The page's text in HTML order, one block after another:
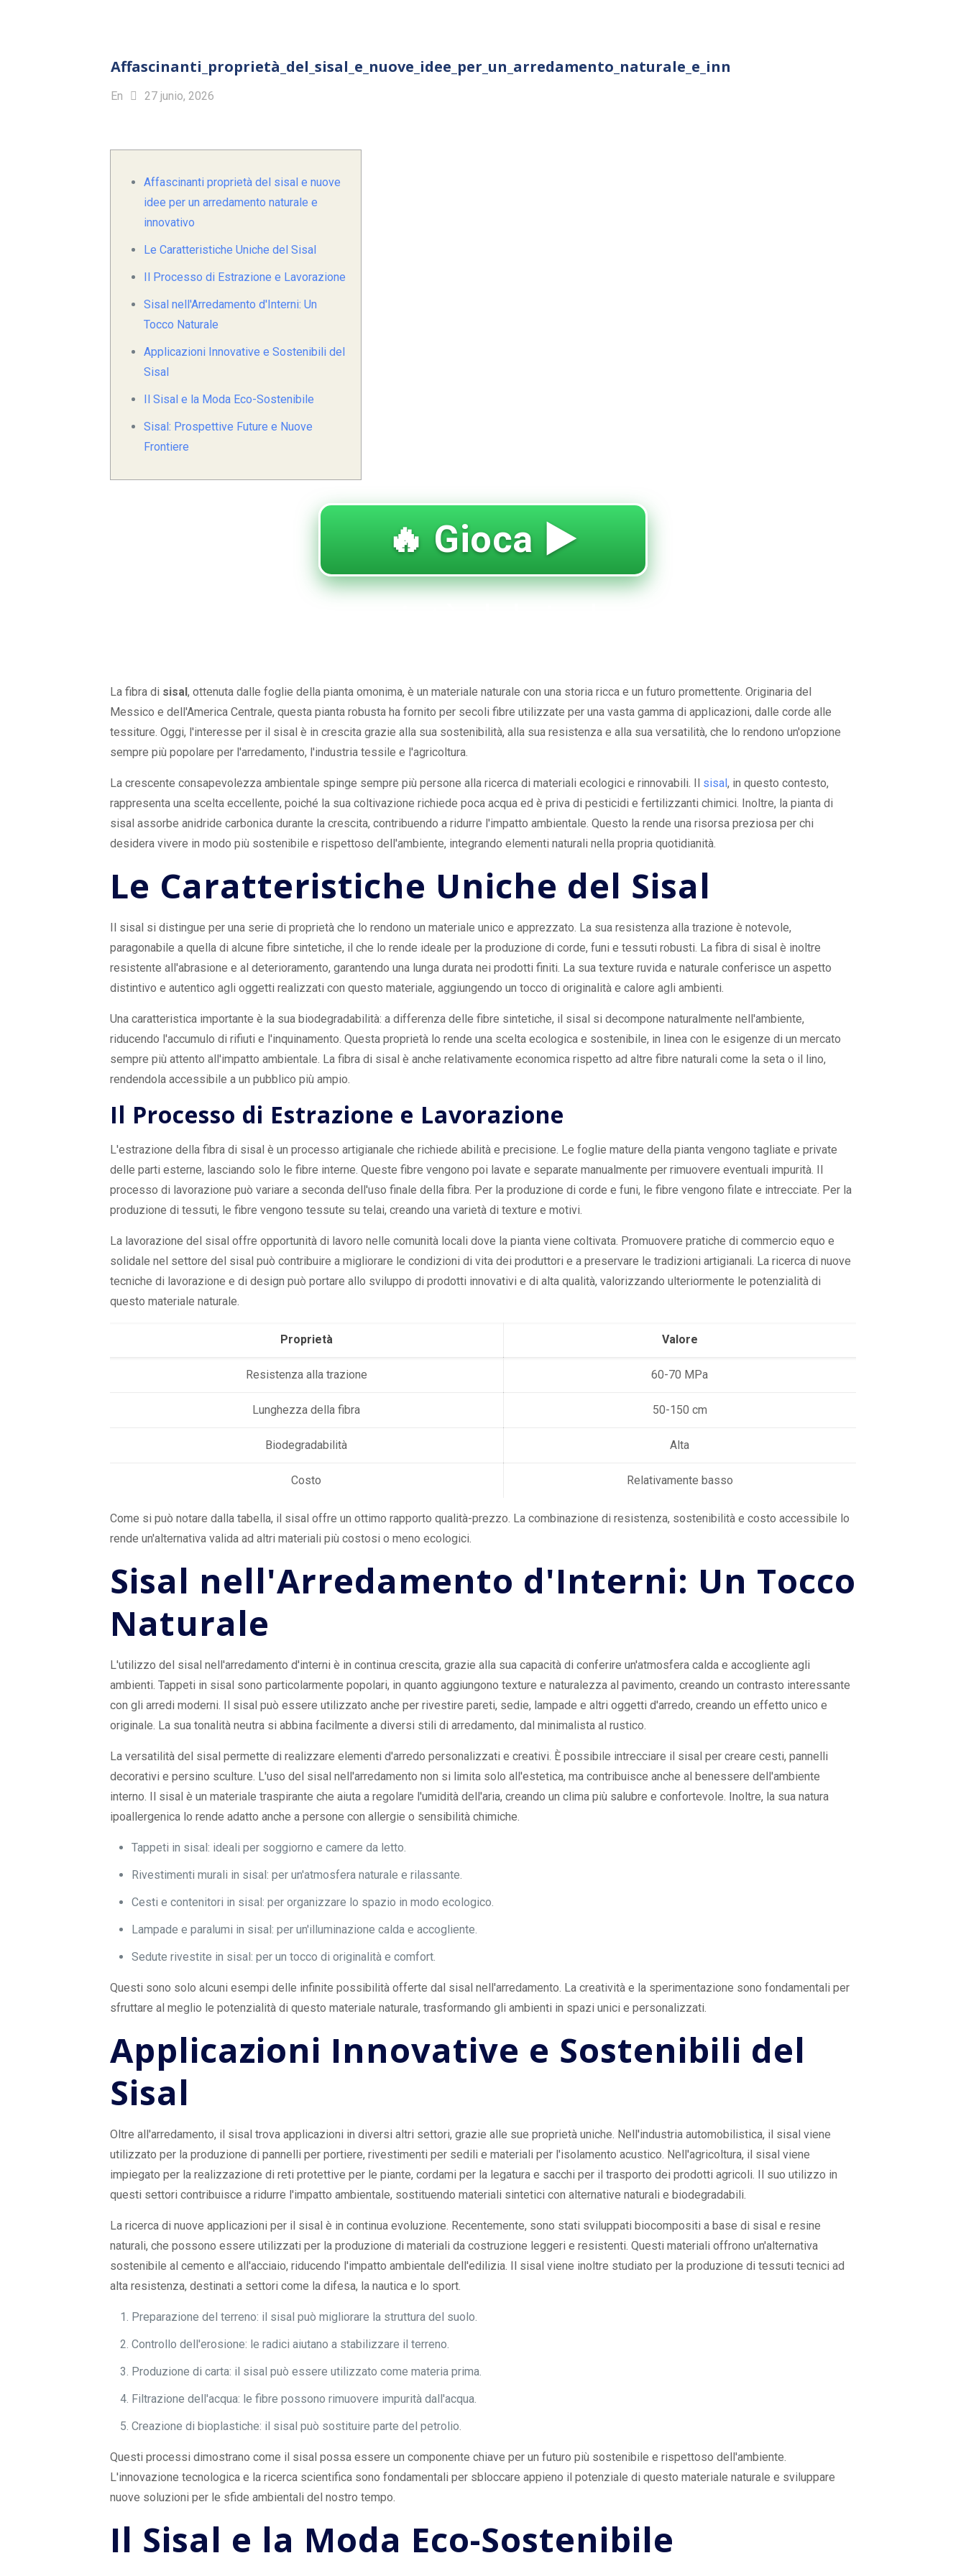
Affascinanti_proprietà_del_sisal_e_nuove_idee_per_un_arredamento_naturale_e_inn
En 27 junio, 2026
Affascinanti proprietà del sisal e nuove
idee per un arredamento naturale e
innovativo
Le Caratteristiche Uniche del Sisal
Il Processo di Estrazione e Lavorazione
Sisal nell'Arredamento d'Interni: Un
Tocco Naturale
Applicazioni Innovative e Sostenibili del
Sisal
Il Sisal e la Moda Eco-Sostenibile
Sisal: Prospettive Future e Nuove
Frontiere
🔥 Gioca ▶️
La fibra di sisal, ottenuta dalle foglie della pianta omonima, è un materiale naturale con una storia ricca e un futuro promettente. Originaria del
Messico e dell'America Centrale, questa pianta robusta ha fornito per secoli fibre utilizzate per una vasta gamma di applicazioni, dalle corde alle
tessiture. Oggi, l'interesse per il sisal è in crescita grazie alla sua sostenibilità, alla sua resistenza e alla sua versatilità, che lo rendono un'opzione
sempre più popolare per l'arredamento, l'industria tessile e l'agricoltura.
La crescente consapevolezza ambientale spinge sempre più persone alla ricerca di materiali ecologici e rinnovabili. Il sisal, in questo contesto,
rappresenta una scelta eccellente, poiché la sua coltivazione richiede poca acqua ed è priva di pesticidi e fertilizzanti chimici. Inoltre, la pianta di
sisal assorbe anidride carbonica durante la crescita, contribuendo a ridurre l'impatto ambientale. Questo la rende una risorsa preziosa per chi
desidera vivere in modo più sostenibile e rispettoso dell'ambiente, integrando elementi naturali nella propria quotidianità.
Le Caratteristiche Uniche del Sisal
Il sisal si distingue per una serie di proprietà che lo rendono un materiale unico e apprezzato. La sua resistenza alla trazione è notevole,
paragonabile a quella di alcune fibre sintetiche, il che lo rende ideale per la produzione di corde, funi e tessuti robusti. La fibra di sisal è inoltre
resistente all'abrasione e al deterioramento, garantendo una lunga durata nei prodotti finiti. La sua texture ruvida e naturale conferisce un aspetto
distintivo e autentico agli oggetti realizzati con questo materiale, aggiungendo un tocco di originalità e calore agli ambienti.
Una caratteristica importante è la sua biodegradabilità: a differenza delle fibre sintetiche, il sisal si decompone naturalmente nell'ambiente,
riducendo l'accumulo di rifiuti e l'inquinamento. Questa proprietà lo rende una scelta ecologica e sostenibile, in linea con le esigenze di un mercato
sempre più attento all'impatto ambientale. La fibra di sisal è anche relativamente economica rispetto ad altre fibre naturali come la seta o il lino,
rendendola accessibile a un pubblico più ampio.
Il Processo di Estrazione e Lavorazione
L'estrazione della fibra di sisal è un processo artigianale che richiede abilità e precisione. Le foglie mature della pianta vengono tagliate e private
delle parti esterne, lasciando solo le fibre interne. Queste fibre vengono poi lavate e separate manualmente per rimuovere eventuali impurità. Il
processo di lavorazione può variare a seconda dell'uso finale della fibra. Per la produzione di corde e funi, le fibre vengono filate e intrecciate. Per la
produzione di tessuti, le fibre vengono tessute su telai, creando una varietà di texture e motivi.
La lavorazione del sisal offre opportunità di lavoro nelle comunità locali dove la pianta viene coltivata. Promuovere pratiche di commercio equo e
solidale nel settore del sisal può contribuire a migliorare le condizioni di vita dei produttori e a preservare le tradizioni artigianali. La ricerca di nuove
tecniche di lavorazione e di design può portare allo sviluppo di prodotti innovativi e di alta qualità, valorizzando ulteriormente le potenzialità di
questo materiale naturale.
Proprietà Valore
Resistenza alla trazione 60-70 MPa
Lunghezza della fibra 50-150 cm
Biodegradabilità Alta
Costo Relativamente basso
Come si può notare dalla tabella, il sisal offre un ottimo rapporto qualità-prezzo. La combinazione di resistenza, sostenibilità e costo accessibile lo
rende un'alternativa valida ad altri materiali più costosi o meno ecologici.
Sisal nell'Arredamento d'Interni: Un Tocco
Naturale
L'utilizzo del sisal nell'arredamento d'interni è in continua crescita, grazie alla sua capacità di conferire un'atmosfera calda e accogliente agli
ambienti. Tappeti in sisal sono particolarmente popolari, in quanto aggiungono texture e naturalezza al pavimento, creando un contrasto interessante
con gli arredi moderni. Il sisal può essere utilizzato anche per rivestire pareti, sedie, lampade e altri oggetti d'arredo, creando un effetto unico e
originale. La sua tonalità neutra si abbina facilmente a diversi stili di arredamento, dal minimalista al rustico.
La versatilità del sisal permette di realizzare elementi d'arredo personalizzati e creativi. È possibile intrecciare il sisal per creare cesti, pannelli
decorativi e persino sculture. L'uso del sisal nell'arredamento non si limita solo all'estetica, ma contribuisce anche al benessere dell'ambiente
interno. Il sisal è un materiale traspirante che aiuta a regolare l'umidità dell'aria, creando un clima più salubre e confortevole. Inoltre, la sua natura
ipoallergenica lo rende adatto anche a persone con allergie o sensibilità chimiche.
Tappeti in sisal: ideali per soggiorno e camere da letto.
Rivestimenti murali in sisal: per un'atmosfera naturale e rilassante.
Cesti e contenitori in sisal: per organizzare lo spazio in modo ecologico.
Lampade e paralumi in sisal: per un'illuminazione calda e accogliente.
Sedute rivestite in sisal: per un tocco di originalità e comfort.
Questi sono solo alcuni esempi delle infinite possibilità offerte dal sisal nell'arredamento. La creatività e la sperimentazione sono fondamentali per
sfruttare al meglio le potenzialità di questo materiale naturale, trasformando gli ambienti in spazi unici e personalizzati.
Applicazioni Innovative e Sostenibili del
Sisal
Oltre all'arredamento, il sisal trova applicazioni in diversi altri settori, grazie alle sue proprietà uniche. Nell'industria automobilistica, il sisal viene
utilizzato per la produzione di pannelli per portiere, rivestimenti per sedili e materiali per l'isolamento acustico. Nell'agricoltura, il sisal viene
impiegato per la realizzazione di reti protettive per le piante, cordami per la legatura e sacchi per il trasporto dei prodotti agricoli. Il suo utilizzo in
questi settori contribuisce a ridurre l'impatto ambientale, sostituendo materiali sintetici con alternative naturali e biodegradabili.
La ricerca di nuove applicazioni per il sisal è in continua evoluzione. Recentemente, sono stati sviluppati biocompositi a base di sisal e resine
naturali, che possono essere utilizzati per la produzione di materiali da costruzione leggeri e resistenti. Questi materiali offrono un'alternativa
sostenibile al cemento e all'acciaio, riducendo l'impatto ambientale dell'edilizia. Il sisal viene inoltre studiato per la produzione di tessuti tecnici ad
alta resistenza, destinati a settori come la difesa, la nautica e lo sport.
Preparazione del terreno: il sisal può migliorare la struttura del suolo.
Controllo dell'erosione: le radici aiutano a stabilizzare il terreno.
Produzione di carta: il sisal può essere utilizzato come materia prima.
Filtrazione dell'acqua: le fibre possono rimuovere impurità dall'acqua.
Creazione di bioplastiche: il sisal può sostituire parte del petrolio.
Questi processi dimostrano come il sisal possa essere un componente chiave per un futuro più sostenibile e rispettoso dell'ambiente.
L'innovazione tecnologica e la ricerca scientifica sono fondamentali per sbloccare appieno il potenziale di questo materiale naturale e sviluppare
nuove soluzioni per le sfide ambientali del nostro tempo.
Il Sisal e la Moda Eco-Sostenibile